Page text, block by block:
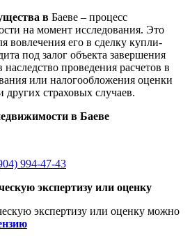
в Баеве – процесс
на момент исследования. Это
вовлечения его в сделку купли-
под залог объекта завершения
проведения расчетов в
или налогообложения оценки
страховых случаев.
в Баеве
994-47-43
экспертизу или оценку
экспертизу или оценку можно